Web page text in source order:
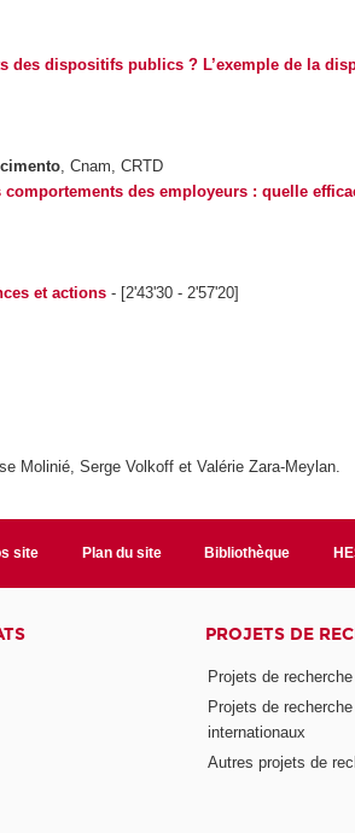
des dispositifs publics ? L’exemple de la
, Cnam, CRTD
des employeurs : quelle
et actions- [2'43'30 - 2'57'20]
Molinié, Serge Volkoff et Valérie Zara-Meylan.
site Plan du site Bibliothèque
PROJETS DE
Projets de
Projets de
internationaux
Autres projets de